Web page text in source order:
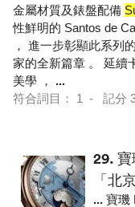
金屬材質及錶盤配備
性鮮明的 Santos de
， 進一步彰顯此系列
家的全新篇章 。 延續
美學 ， ...
符合詞目： 1 - 記分
29. 寶
「北
... 寶璣